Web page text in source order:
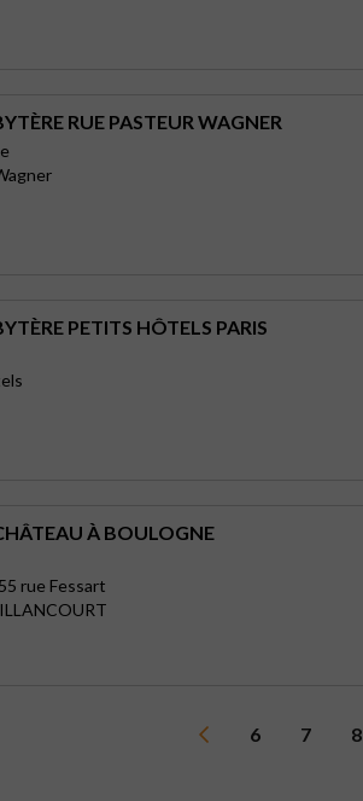
RUE PASTEUR WAGNER
PETITS HÔTELS PARIS
À BOULOGNE
rue Fessart
6 7 8